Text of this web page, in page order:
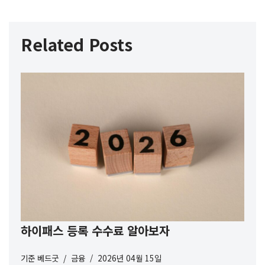
Related Posts
하이패스 등록 수수료 알아보자
기준 베드굿 금융 2026년 04월 15일